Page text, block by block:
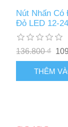
Nút Nhấn Có
Đỏ LED 12-
136.800 ₫
THÊM